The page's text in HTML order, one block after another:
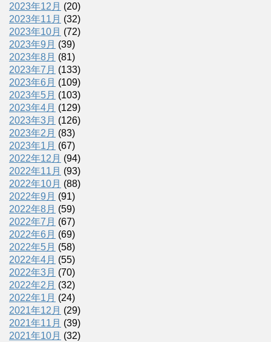
2023年12月 (20)
2023年11月 (32)
2023年10月 (72)
2023年9月 (39)
2023年8月 (81)
2023年7月 (133)
2023年6月 (109)
2023年5月 (103)
2023年4月 (129)
2023年3月 (126)
2023年2月 (83)
2023年1月 (67)
2022年12月 (94)
2022年11月 (93)
2022年10月 (88)
2022年9月 (91)
2022年8月 (59)
2022年7月 (67)
2022年6月 (69)
2022年5月 (58)
2022年4月 (55)
2022年3月 (70)
2022年2月 (32)
2022年1月 (24)
2021年12月 (29)
2021年11月 (39)
2021年10月 (32)